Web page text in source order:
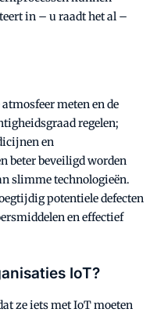
in – u raadt het al –
meten en de
regelen;
en
beter beveiligd worden
slimme technologieën.
potentiele defecten
en effectief
IoT?
ze iets met IoT moeten